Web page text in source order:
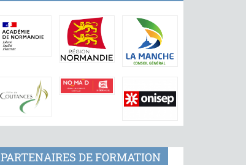
PARTENAIRES DE FORMATION